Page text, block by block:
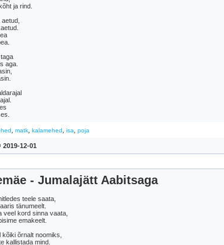
ja rind.
aga.
matk kalamehed isa poja
2019-12-01
- Jumalajätt Aabitsaga
teele saata,
tänumeelt.
veel kord sinna vaata,
emakeelt.
õrnalt noomiks,
kallistada mind.